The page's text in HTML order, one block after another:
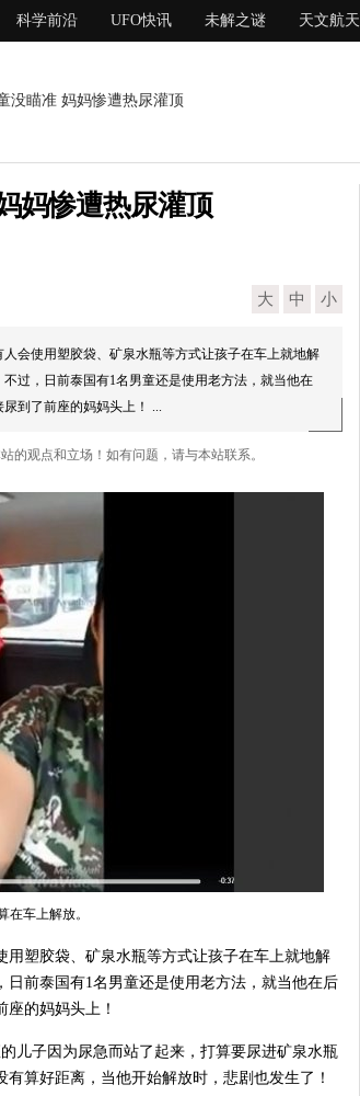
科学前沿 UFO快讯 未解之谜 天文航天
没瞄准 妈妈惨遭热尿灌顶
妈惨遭热尿灌顶
大 中 小
会使用塑胶袋、矿泉水瓶等方式让孩子在车上就地解
过，日前泰国有1名男童还是使用老方法，就当他在
到了前座的妈妈头上！ ...
的观点和立场！如有问题，请与本站联系。
在车上解放。
塑胶袋、矿泉水瓶等方式让孩子在车上就地解
前泰国有1名男童还是使用老方法，就当他在后
的妈妈头上！
儿子因为尿急而站了起来，打算要尿进矿泉水瓶
算好距离，当他开始解放时，悲剧也发生了！